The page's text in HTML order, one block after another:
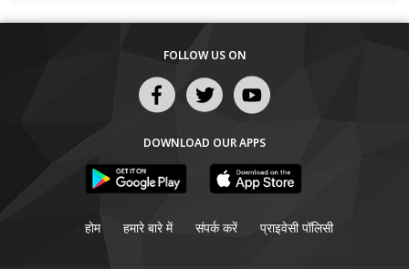
FOLLOW US ON
DOWNLOAD OUR APPS
होम हमारे बारे में संपर्क करें प्राइवेसी पॉलिसी